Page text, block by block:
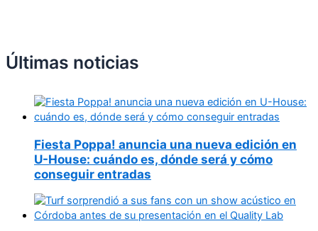
Últimas noticias
Fiesta Poppa! anuncia una nueva edición en
U-House: cuándo es, dónde será y cómo
conseguir entradas